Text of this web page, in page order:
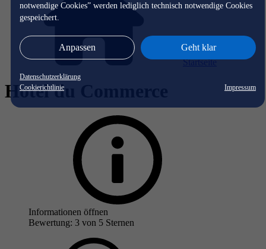
notwendige Cookies” werden lediglich technisch notwendige Cookies
gespeichert.
Anpassen Geht klar
Datenschutzerklärung
Cookierichtlinie
Impressum
Startseite
Hotel du Commerce
Informationen öffnen
Bewertung: 3 von 5 Sternen